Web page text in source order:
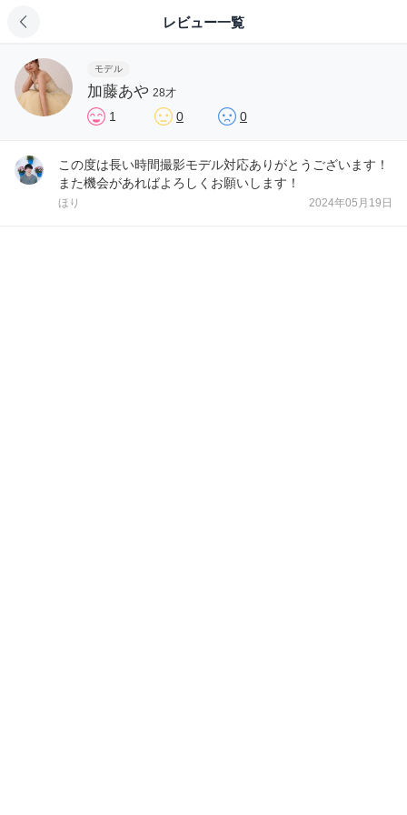
レビュー一覧
モデル
加藤あや 28才
1 0 0
この度は長い時間撮影モデル対応ありがとうございます！
また機会があればよろしくお願いします！
ほり 2024年05月19日